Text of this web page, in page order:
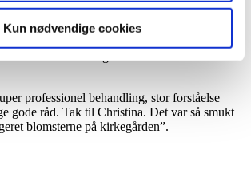
Kun nødvendige cookies
behandling”.
professionel behandling, stor forståelse
gode råd. Tak til Christina. Det var så smukt
blomsterne på kirkegården”.